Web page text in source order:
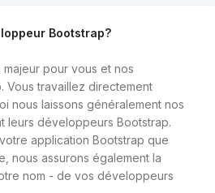
Bootstrap?
pour vous et nos
Vous travaillez directement
nous laissons généralement nos
leurs développeurs Bootstrap.
application Bootstrap que
nous assurons également la
nom - de vos développeurs